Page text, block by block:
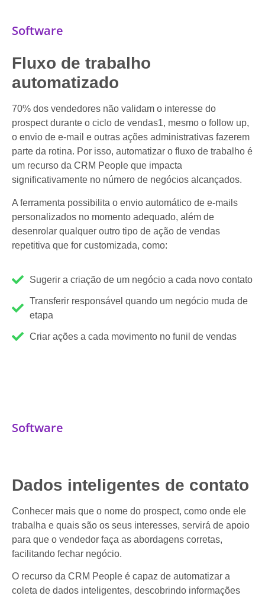
Software
Fluxo de trabalho
automatizado
70% dos vendedores não validam o interesse do
prospect durante o ciclo de vendas1, mesmo o follow up,
o envio de e-mail e outras ações administrativas fazerem
parte da rotina. Por isso, automatizar o fluxo de trabalho é
um recurso da CRM People que impacta
significativamente no número de negócios alcançados.
A ferramenta possibilita o envio automático de e-mails
personalizados no momento adequado, além de
desenrolar qualquer outro tipo de ação de vendas
repetitiva que for customizada, como:
Sugerir a criação de um negócio a cada novo contato
Transferir responsável quando um negócio muda de
etapa
Criar ações a cada movimento no funil de vendas
Software
Dados inteligentes de contato
Conhecer mais que o nome do prospect, como onde ele
trabalha e quais são os seus interesses, servirá de apoio
para que o vendedor faça as abordagens corretas,
facilitando fechar negócio.
O recurso da CRM People é capaz de automatizar a
coleta de dados inteligentes, descobrindo informações